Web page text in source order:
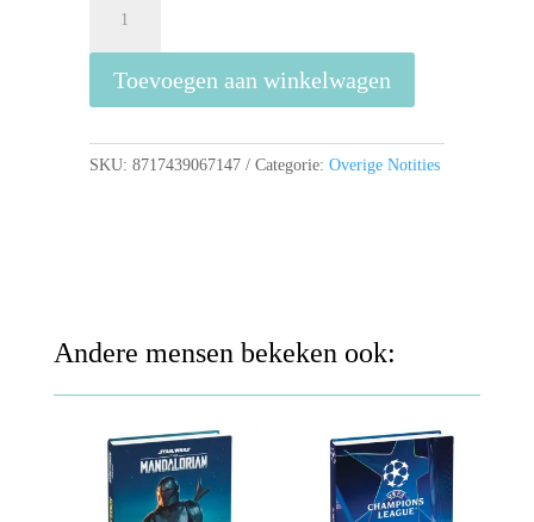
Memoblaadjes
Zelfklevend
Lang
Toevoegen aan winkelwagen
SKU: 8717439067147 Categorie: Overige Notities
Andere mensen bekeken ook: